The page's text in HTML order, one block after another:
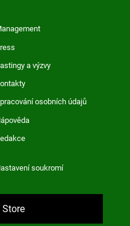
a výzvy
osobních údajů
soukromí
Store